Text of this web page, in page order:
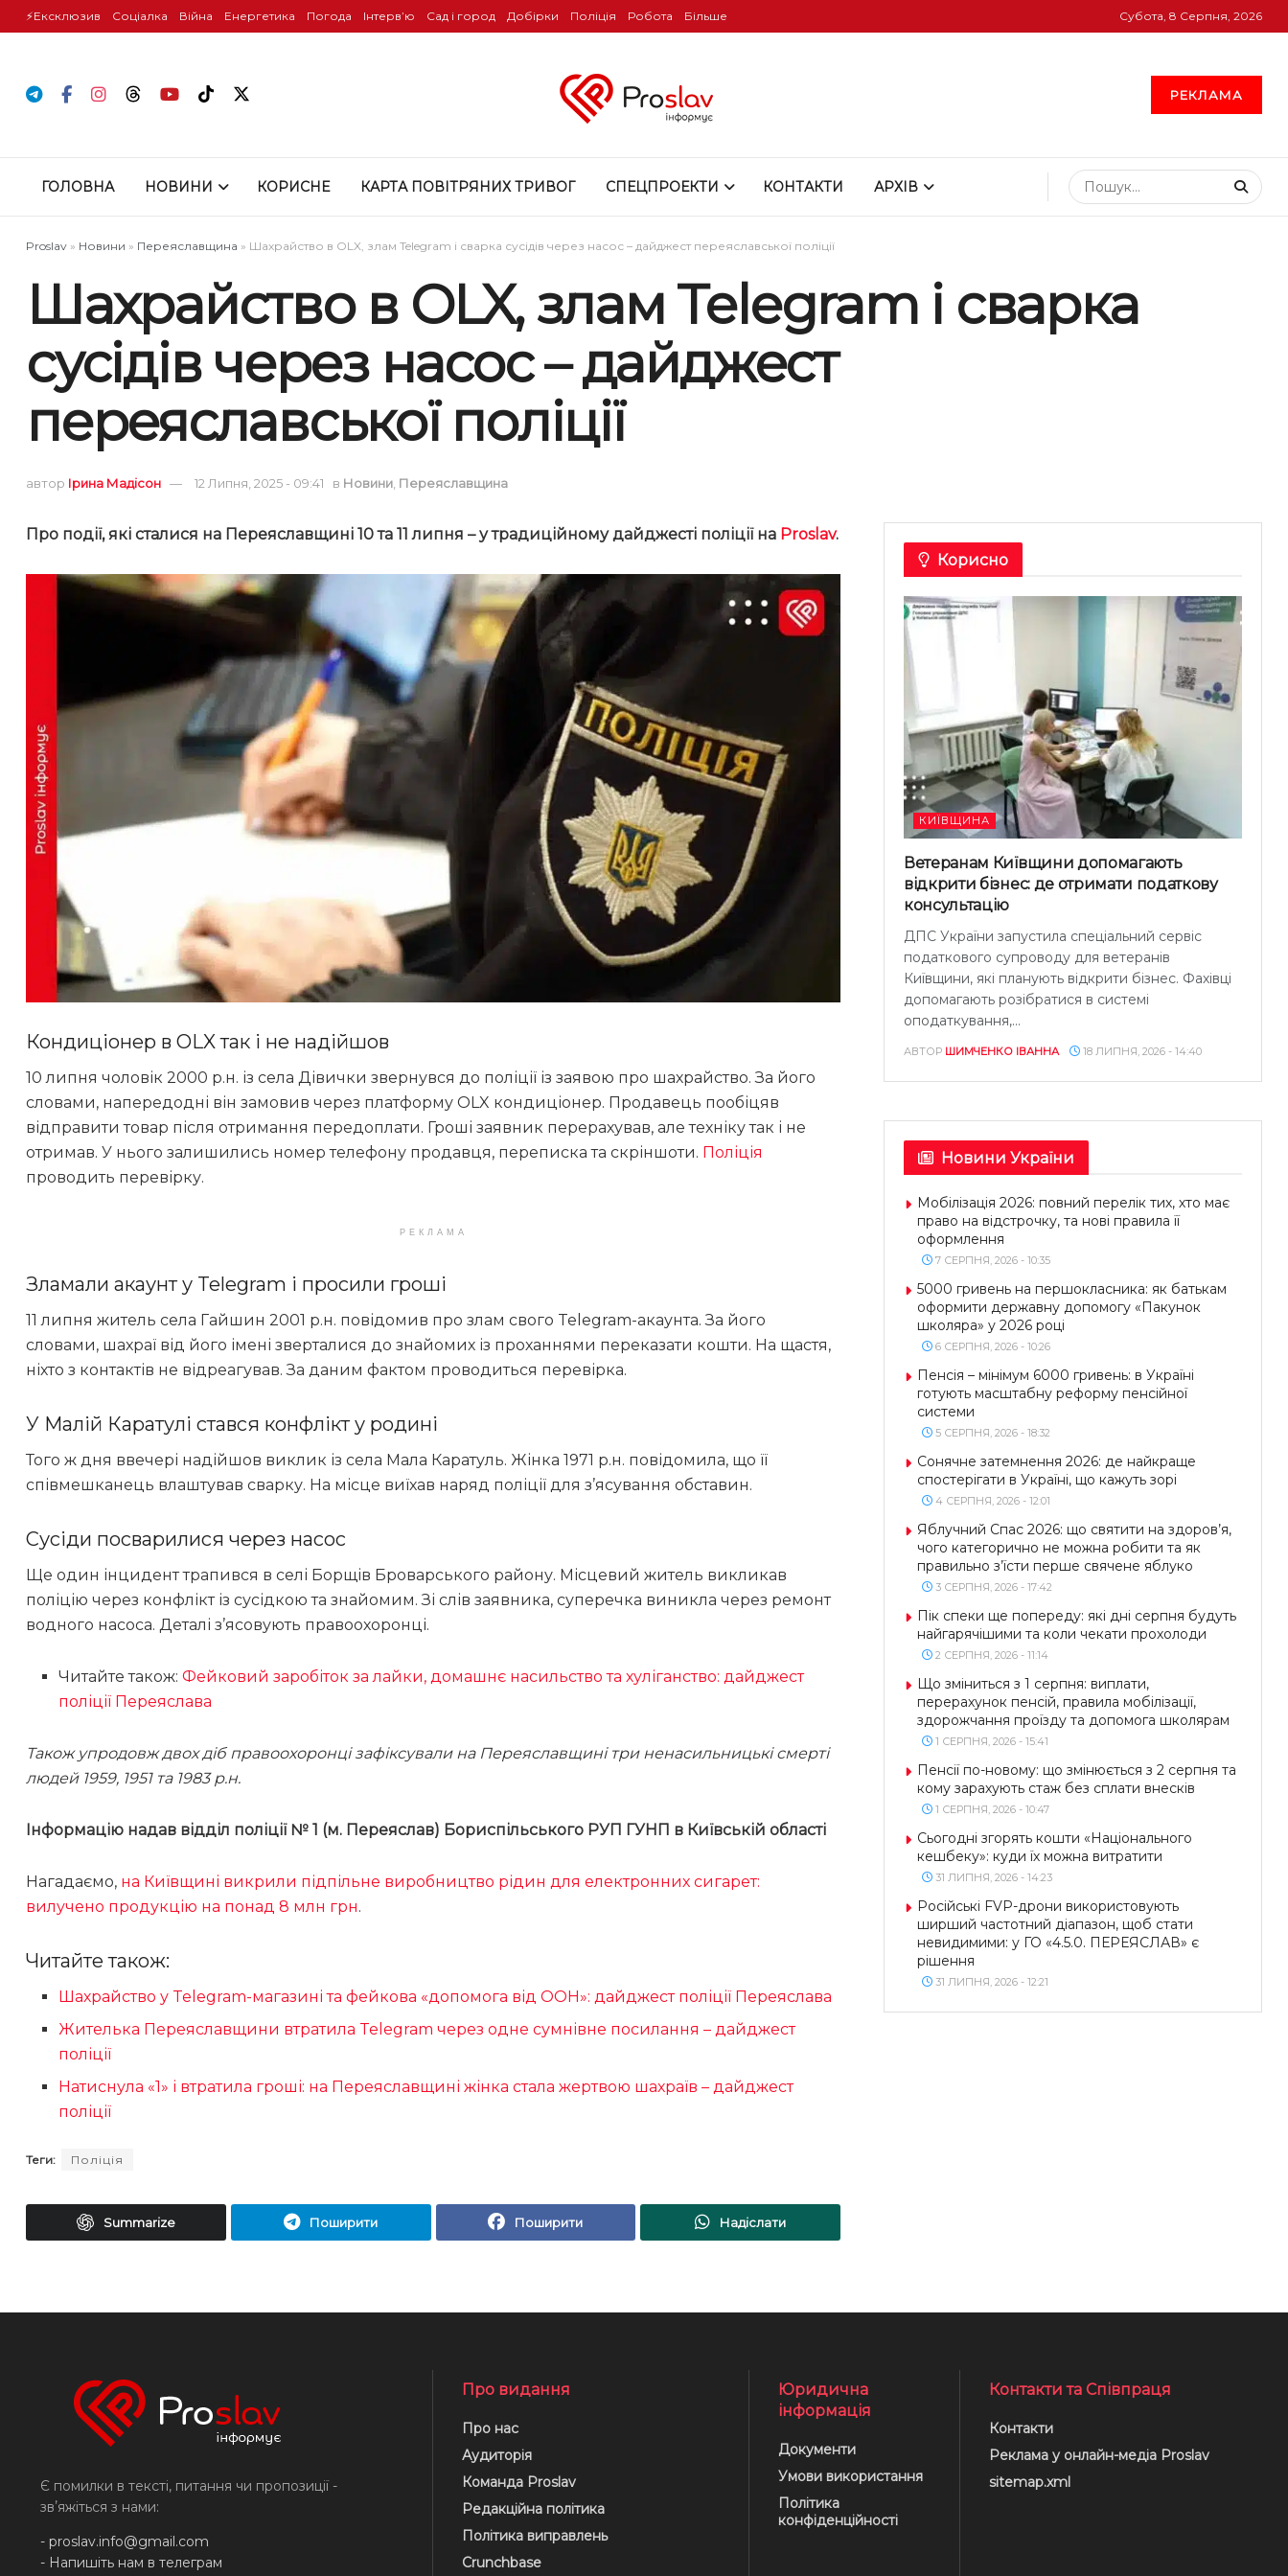
⚡️Ексклюзив Соціалка Війна Енергетика Погода Інтервʼю Сад і город Добірки Поліція Робота Більше Субота, 8 Серпня, 2026
РЕКЛАМА
ГОЛОВНА НОВИНИ КОРИСНЕ КАРТА ПОВІТРЯНИХ ТРИВОГ СПЕЦПРОЕКТИ КОНТАКТИ АРХІВ
Proslav » Новини » Переяславщина » Шахрайство в OLX, злам Telegram і сварка сусідів через насос – дайджест переяславської поліції
Шахрайство в OLX, злам Telegram і сварка
сусідів через насос – дайджест
переяславської поліції
автор Ірина Мадісон 12 Липня, 2025 - 09:41 в Новини, Переяславщина
Про події, які сталися на Переяславщині 10 та 11 липня – у традиційному дайджесті поліції на Proslav.
Кондиціонер в OLX так і не надійшов
10 липня чоловік 2000 р.н. із села Дівички звернувся до поліції із заявою про шахрайство. За його
словами, напередодні він замовив через платформу OLX кондиціонер. Продавець пообіцяв
відправити товар після отримання передоплати. Гроші заявник перерахував, але техніку так і не
отримав. У нього залишились номер телефону продавця, переписка та скріншоти. Поліція
проводить перевірку.
РЕКЛАМА
Зламали акаунт у Telegram і просили гроші
11 липня житель села Гайшин 2001 р.н. повідомив про злам свого Telegram-акаунта. За його
словами, шахраї від його імені зверталися до знайомих із проханнями переказати кошти. На щастя,
ніхто з контактів не відреагував. За даним фактом проводиться перевірка.
У Малiй Каратулі стався конфлікт у родині
Того ж дня ввечері надійшов виклик із села Мала Каратуль. Жінка 1971 р.н. повідомила, що її
співмешканець влаштував сварку. На місце виїхав наряд поліції для з’ясування обставин.
Сусіди посварилися через насос
Ще один інцидент трапився в селі Борщів Броварського району. Місцевий житель викликав
поліцію через конфлікт із сусідкою та знайомим. Зі слів заявника, суперечка виникла через ремонт
водного насоса. Деталі з’ясовують правоохоронці.
Читайте також:Фейковий заробіток за лайки, домашнє насильство та хуліганство: дайджест
поліції Переяслава
Також упродовж двох діб правоохоронці зафіксували на Переяславщині три ненасильницькі смерті
людей 1959, 1951 та 1983 р.н.
Інформацію надав відділ поліції № 1 (м. Переяслав) Бориспільського РУП ГУНП в Київській області
Нагадаємо, на Київщині викрили підпільне виробництво рідин для електронних сигарет:
вилучено продукцію на понад 8 млн грн.
Читайте також:
Шахрайство у Telegram-магазині та фейкова «допомога від ООН»: дайджест поліції Переяслава
Жителька Переяславщини втратила Telegram через одне сумнівне посилання – дайджест
поліції
Натиснула «1» і втратила гроші: на Переяславщині жінка стала жертвою шахраїв – дайджест
поліції
Теги: Поліція
Summarize Поширити Поширити Надіслати
Корисно
КИЇВЩИНА
Ветеранам Київщини допомагають
відкрити бізнес: де отримати податкову
консультацію
ДПС України запустила спеціальний сервіс
податкового супроводу для ветеранів
Київщини, які планують відкрити бізнес. Фахівці
допомагають розібратися в системі
оподаткування,...
АВТОР ШИМЧЕНКО ІВАННА 18 ЛИПНЯ, 2026 - 14:40
Новини України
Мобілізація 2026: повний перелік тих, хто має
право на відстрочку, та нові правила її
оформлення
7 СЕРПНЯ, 2026 - 10:35
5000 гривень на першокласника: як батькам
оформити державну допомогу «Пакунок
школяра» у 2026 році
6 СЕРПНЯ, 2026 - 10:26
Пенсія – мінімум 6000 гривень: в Україні
готують масштабну реформу пенсійної
системи
5 СЕРПНЯ, 2026 - 18:32
Сонячне затемнення 2026: де найкраще
спостерігати в Україні, що кажуть зорі
4 СЕРПНЯ, 2026 - 12:01
Яблучний Спас 2026: що святити на здоров’я,
чого категорично не можна робити та як
правильно з’їсти перше свячене яблуко
3 СЕРПНЯ, 2026 - 17:42
Пік спеки ще попереду: які дні серпня будуть
найгарячішими та коли чекати прохолоди
2 СЕРПНЯ, 2026 - 11:14
Що зміниться з 1 серпня: виплати,
перерахунок пенсій, правила мобілізації,
здорожчання проїзду та допомога школярам
1 СЕРПНЯ, 2026 - 15:41
Пенсії по-новому: що змінюється з 2 серпня та
кому зарахують стаж без сплати внесків
1 СЕРПНЯ, 2026 - 10:47
Сьогодні згорять кошти «Національного
кешбеку»: куди їх можна витратити
31 ЛИПНЯ, 2026 - 14:23
Російські FVP-дрони використовують
ширший частотний діапазон, щоб стати
невидимими: у ГО «4.5.0. ПЕРЕЯСЛАВ» є
рішення
31 ЛИПНЯ, 2026 - 12:21
Є помилки в тексті, питання чи пропозиції -
звʼяжіться з нами:
- proslav.info@gmail.com
- Напишіть нам в телеграм
Про видання
Про нас
Аудиторія
Команда Proslav
Редакційна політика
Політика виправлень
Crunchbase
Юридична
інформація
Документи
Умови використання
Політика
конфіденційності
Контакти та Співпраця
Контакти
Реклама у онлайн-медіа Proslav
sitemap.xml